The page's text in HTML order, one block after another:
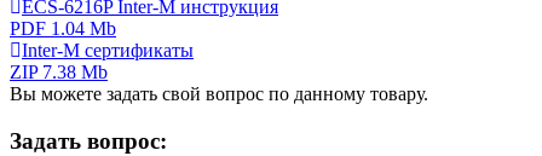
ECS-6216P Inter-M инструкция
PDF 1.04 Mb
Inter-M сертификаты
ZIP 7.38 Mb
Вы можете задать свой вопрос по данному товару.
Задать вопрос: